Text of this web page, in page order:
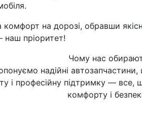
на дорозі, обравши
пріоритет!
Чому нас
надійні
і професійну підтримку — все,
комфорту і